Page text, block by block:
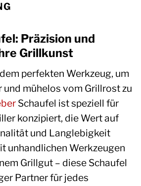
Präzision und
Grillkunst
perfekten Werkzeug, um
und mühelos vom Grillrost zu
Schaufel ist speziell für
konzipiert, die Wert auf
und Langlebigkeit
unhandlichen Werkzeugen
Grillgut – diese Schaufel
Partner für jedes